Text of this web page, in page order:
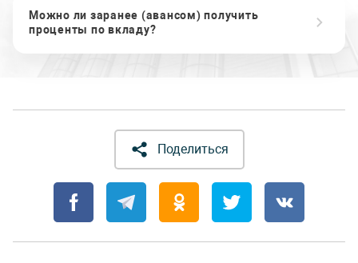
Можно ли заранее (авансом) получить
проценты по вкладу?
Поделиться